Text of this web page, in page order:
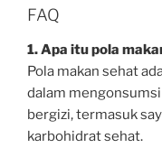
FAQ
1. Apa itu pola
Pola makan sehat
dalam
bergizi, termasuk
karbohidrat sehat.